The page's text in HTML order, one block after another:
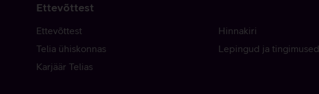
Ettevõttest
Ettevõttest
Telia ühiskonnas
Karjäär Telias
Hinnakiri
Lepingud ja tingimused